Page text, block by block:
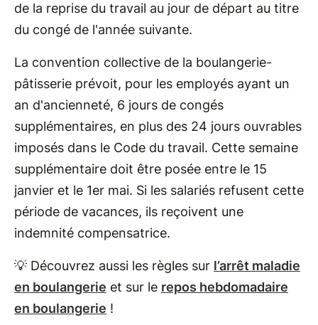
de la reprise du travail au jour de départ au titre
du congé de l'année suivante.
La convention collective de la boulangerie-
pâtisserie prévoit, pour les employés ayant un
an d'ancienneté, 6 jours de congés
supplémentaires, en plus des 24 jours ouvrables
imposés dans le Code du travail. Cette semaine
supplémentaire doit être posée entre le 15
janvier et le 1er mai. Si les salariés refusent cette
période de vacances, ils reçoivent une
indemnité compensatrice.
💡 Découvrez aussi les règles sur l’arrêt maladie
en boulangerie et sur le repos hebdomadaire
en boulangerie !